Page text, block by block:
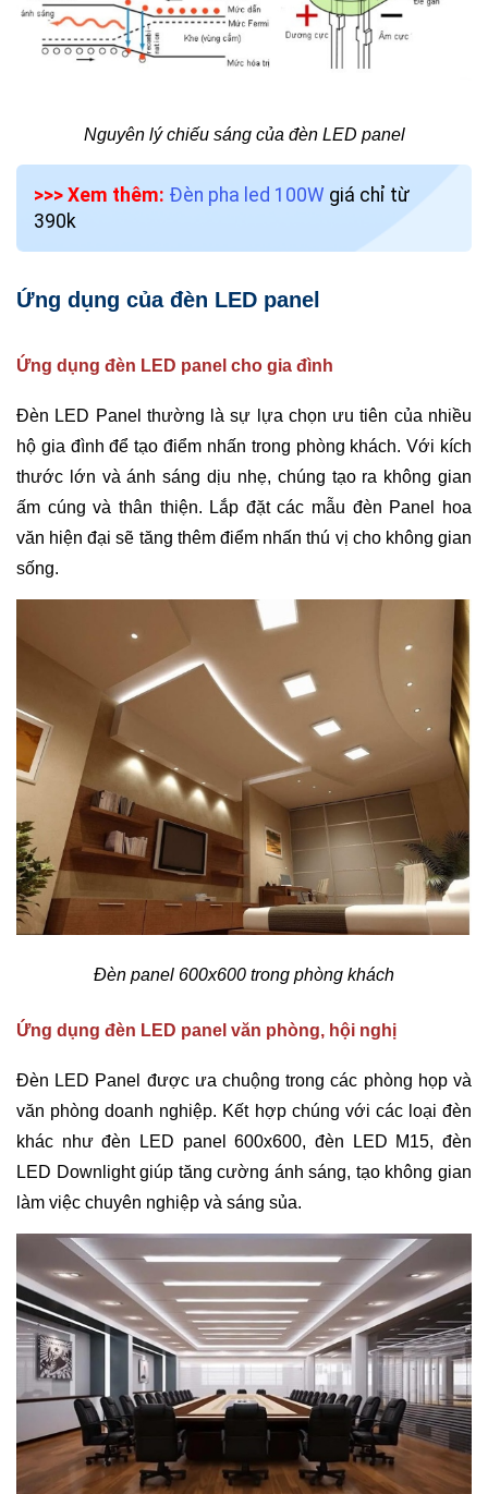
Nguyên lý chiếu sáng của đèn LED panel
>>> Xem thêm: Đèn pha led 100W giá chỉ từ
390k
Ứng dụng của đèn LED panel
Ứng dụng đèn LED panel cho gia đình
Đèn LED Panel thường là sự lựa chọn ưu tiên của nhiều
hộ gia đình để tạo điểm nhấn trong phòng khách. Với kích
thước lớn và ánh sáng dịu nhẹ, chúng tạo ra không gian
ấm cúng và thân thiện. Lắp đặt các mẫu đèn Panel hoa
văn hiện đại sẽ tăng thêm điểm nhấn thú vị cho không gian
sống.
Đèn panel 600x600 trong phòng khách
Ứng dụng đèn LED panel văn phòng, hội nghị
Đèn LED Panel được ưa chuộng trong các phòng họp và
văn phòng doanh nghiệp. Kết hợp chúng với các loại đèn
khác như đèn LED panel 600x600, đèn LED M15, đèn
LED Downlight giúp tăng cường ánh sáng, tạo không gian
làm việc chuyên nghiệp và sáng sủa.